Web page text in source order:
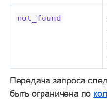
not_found
Передача запроса
быть ограничена по